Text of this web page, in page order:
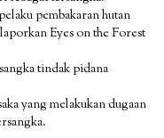
pembakaran hutan
Eyes on the Forest
tindak pidana
yang melakukan dugaan